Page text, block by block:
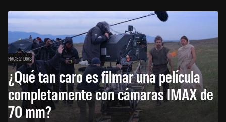
HACE 2 DÍAS
¿Qué tan caro es filmar una película
completamente con cámaras IMAX de
70 mm?